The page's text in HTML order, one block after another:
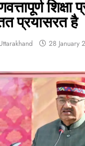
शिक्षा
प्रयासरत है
28 January